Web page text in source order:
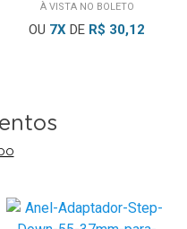
À VISTA NO BOLETO
OU 7X DE R$ 30,12